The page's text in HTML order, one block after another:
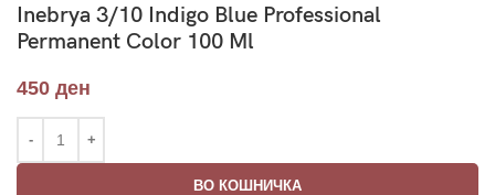
Inebrya 3/10 Indigo Blue Professional
Permanent Color 100 Ml
450 ден
ВО КОШНИЧКА